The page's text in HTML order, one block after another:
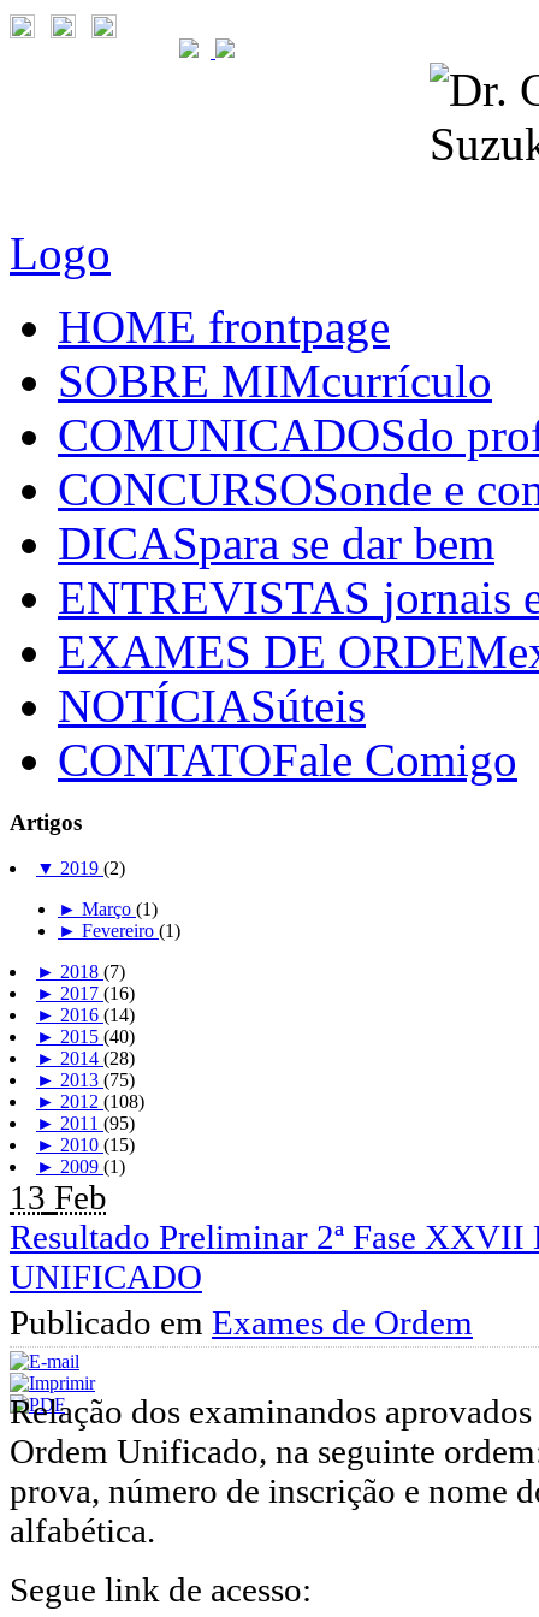
Logo
HOME frontpage
SOBRE MIMcurrículo
COMUNICADOSdo
CONCURSOSonde e
DICASpara se dar bem
ENTREVISTAS jornais
EXAMES DE ORDEM
NOTÍCIASúteis
CONTATOFale Comigo
Artigos
▼ 2019 (2)
► Março (1)
► Fevereiro (1)
► 2018 (7)
► 2017 (16)
► 2016 (14)
► 2015 (40)
► 2014 (28)
► 2013 (75)
► 2012 (108)
► 2011 (95)
► 2010 (15)
► 2009 (1)
13 Feb
Resultado Preliminar 2ª Fase
UNIFICADO
Publicado em Exames de Ordem
Relação dos examinandos
Ordem Unificado, na seguinte
prova, número de inscrição e nome
alfabética.
Segue link de acesso: